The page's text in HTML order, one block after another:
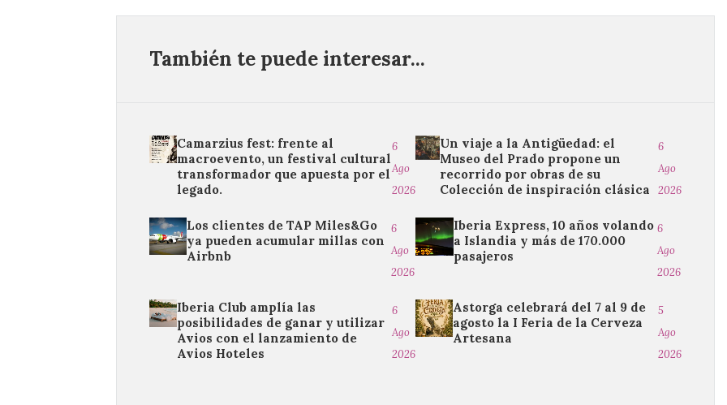
También te puede interesar...
Camarzius fest: frente al
macroevento, un festival cultural
transformador que apuesta por el
legado.
6
Ago
2026
Un viaje a la Antigüedad: el
Museo del Prado propone un
recorrido por obras de su
Colección de inspiración clásica
6
Ago
2026
Los clientes de TAP Miles&Go
ya pueden acumular millas con
Airbnb
6
Ago
2026
Iberia Express, 10 años volando
a Islandia y más de 170.000
pasajeros
6
Ago
2026
Iberia Club amplía las
posibilidades de ganar y utilizar
Avios con el lanzamiento de
Avios Hoteles
6
Ago
2026
Astorga celebrará del 7 al 9 de
agosto la I Feria de la Cerveza
Artesana
5
Ago
2026